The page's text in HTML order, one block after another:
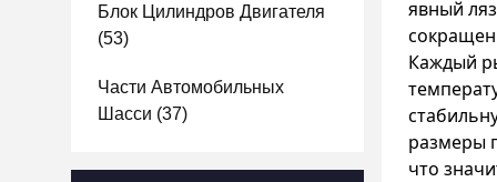
Блок Цилиндров Двигателя
(53)
Части Автомобильных
Шасси (37)
явный
Каждый
размеры
что